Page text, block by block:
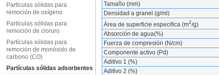
Partículas sólidas para
remoción de oxígeno
Partículas sólidas para
remoción de cloruro
Partículas sólidas para
remoción de monóxido de
carbono (CO)
Partículas sólidas adsorbentes
Tamaño (mm)
Densidad a granel (g/ml)
Área de superficie especifica (m2/g)
Absorción de agua(%)
Fuerza de compresión (N/cm)
Componente activo (Pd)
Aditivo 1 (%)
Aditivo 2 (%)